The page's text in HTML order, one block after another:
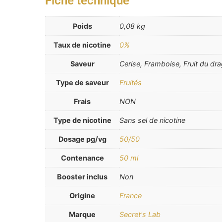
Poids 0,08 kg
Taux de nicotine 0%
Saveur Cerise, Framboise, Fruit du
Type de saveur Fruités
Frais NON
Type de nicotine Sans sel de nicotine
Dosage pg/vg 50/50
Contenance 50 ml
Booster inclus Non
Origine France
Marque Secret's Lab